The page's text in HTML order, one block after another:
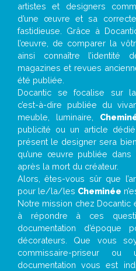
artistes et designers
d’une œuvre et sa
fastidieuse. Grâce à
l’œuvre, de comparer la
ainsi connaître l’identité
magazines et revues
été publiée.
Docantic se focalise sur la
c’est-à-dire publiée du
meuble, luminaire,
publicité ou un article
présent le designer sera
qu’une œuvre publiée
après la mort du créateur.
Alors, êtes-vous sûr que
pour le/la/les Cheminée
Notre mission chez Docantic
à répondre à ces
documentation
décorateurs. Que vous
commissaire-priseur ou
documentation vous est